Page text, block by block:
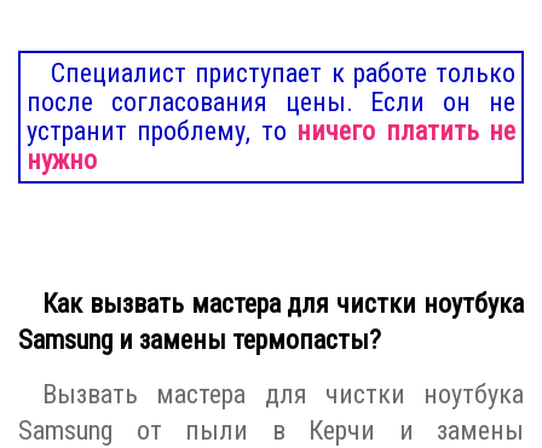
Специалист приступает к работе только
после согласования цены. Если он не
устранит проблему, то ничего платить не
нужно
Как вызвать мастера для чистки ноутбука
Samsung и замены термопасты?
Вызвать мастера для чистки ноутбука
Samsung от пыли в Керчи и замены